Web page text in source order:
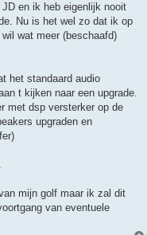
en ik heb eigenlijk nooit
Nu is het wel zo dat ik op
wat meer (beschaafd)
het standaard audio
t kijken naar een upgrade.
met dsp versterker op de
upgraden en
mijn golf maar ik zal dit
van eventuele